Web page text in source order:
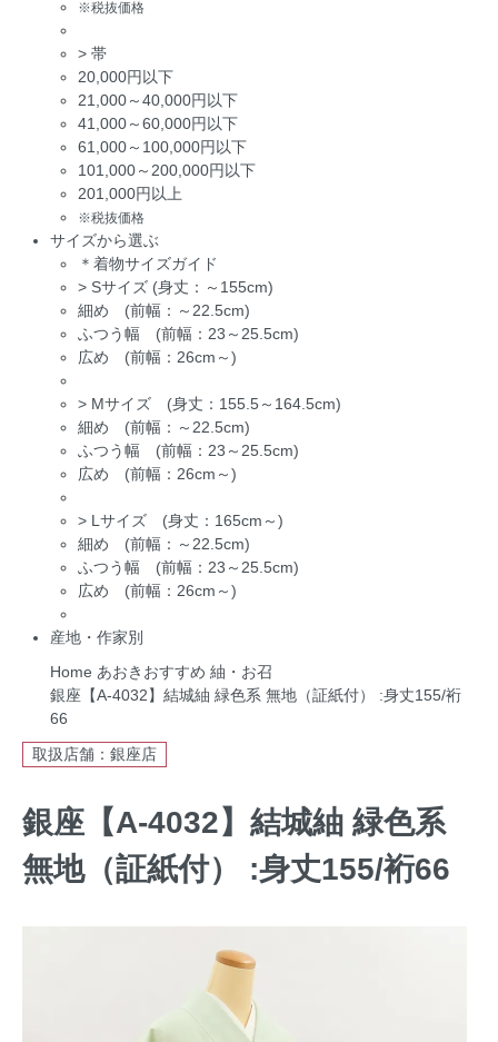
※税抜価格
> 帯
20,000円以下
21,000～40,000円以下
41,000～60,000円以下
61,000～100,000円以下
101,000～200,000円以下
201,000円以上
※税抜価格
サイズから選ぶ
＊着物サイズガイド
> Sサイズ (身丈：～155cm)
細め (前幅：～22.5cm)
ふつう幅 (前幅：23～25.5cm)
広め (前幅：26cm～)
> Mサイズ (身丈：155.5～164.5cm)
細め (前幅：～22.5cm)
ふつう幅 (前幅：23～25.5cm)
広め (前幅：26cm～)
> Lサイズ (身丈：165cm～)
細め (前幅：～22.5cm)
ふつう幅 (前幅：23～25.5cm)
広め (前幅：26cm～)
産地・作家別
Home あおきおすすめ 紬・お召
銀座【A-4032】結城紬 緑色系 無地（証紙付） :身丈155/裄
66
取扱店舗：銀座店
銀座【A-4032】結城紬 緑色系
無地（証紙付） :身丈155/裄66